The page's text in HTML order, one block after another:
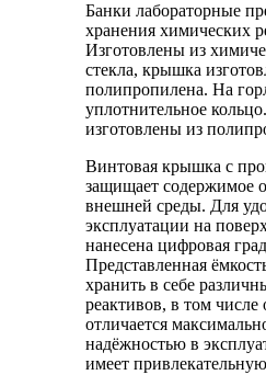
Банки лабораторные
хранения химических
Изготовлены из
стекла, крышка
полипропилена. На
уплотнительное
изготовлены из
Винтовая крышка с
защищает содержимое
внешней среды. Для
эксплуатации на
нанесена цифровая
Представленная
хранить в себе
реактивов, в том числе
отличается
надёжностью в
имеет